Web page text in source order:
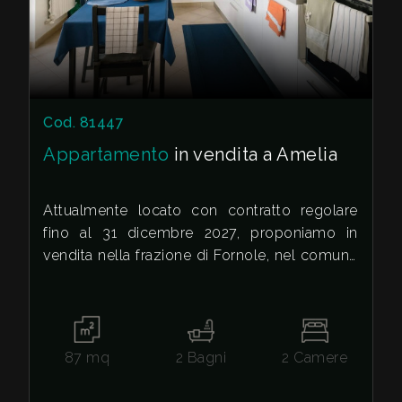
Cod. 81447
Appartamento in vendita a Amelia
Attualmente locato con contratto regolare
fino al 31 dicembre 2027, proponiamo in
vendita nella frazione di Fornole, nel comune
appartamenti. L'immobile gode di un'ottima
luminosità naturale grazie alle tre esposizioni
al sole e a un affaccio principale a ovest,
87 mq 2 Bagni 2 Camere